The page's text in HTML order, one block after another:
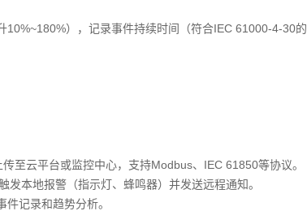
），记录事件持续时间（符合IEC 61000-4-30的
至云平台或监控中心，支持Modbus、IEC 61850等协议。
本地报警（指示灯、蜂鸣器）并发送远程通知。
记录和趋势分析。